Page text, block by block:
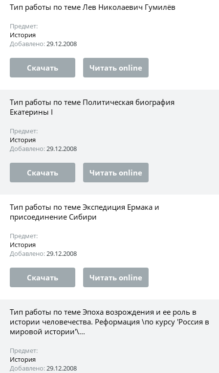
Тип работы по теме Лев Николаевич Гумилёв
Предмет:
История
Добавлено:29.12.2008
Скачать Читать online
Тип работы по теме Политическая биография
Екатерины I
Предмет:
История
Добавлено:29.12.2008
Скачать Читать online
Тип работы по теме Экспедиция Ермака и
присоединение Сибири
Предмет:
История
Добавлено:29.12.2008
Скачать Читать online
Тип работы по теме Эпоха возрождения и ее роль в
истории человечества. Реформация \по курсу 'Россия в
мировой истории'\...
Предмет:
История
Добавлено:29.12.2008